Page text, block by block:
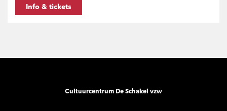
Info & tickets
Cultuurcentrum De Schakel vzw